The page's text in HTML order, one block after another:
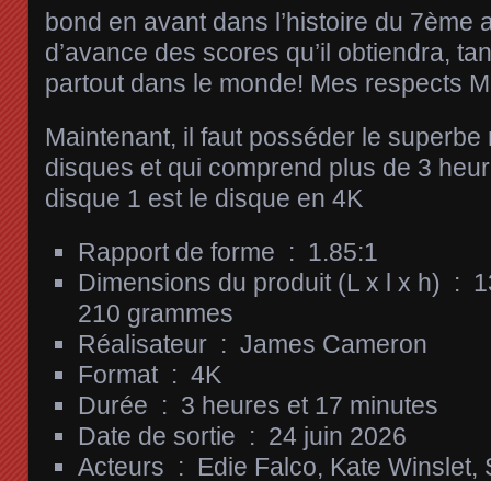
bond en avant dans l’histoire du 7ème
d’avance des scores qu’il obtiendra,
partout dans le monde! Mes respects
Maintenant, il faut posséder le
disques et qui comprend plus de 3
disque 1 est le disque en 4K
Rapport de forme ‏ : ‎ 1.85:1
Dimensions du produit (L x l x h) ‏ : ‎
210 grammes
Réalisateur ‏ : ‎ James Cameron
Format ‏ : ‎ 4K
Durée ‏ : ‎ 3 heures et 17 minutes
Date de sortie ‏ : ‎ 24 juin 2026
Acteurs ‏ : ‎ Edie Falco, Kate Winslet,